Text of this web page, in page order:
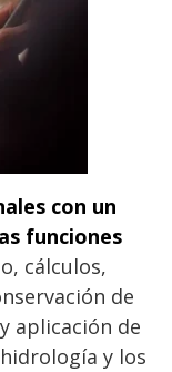
con un
funciones
cálculos,
de
aplicación de
y los